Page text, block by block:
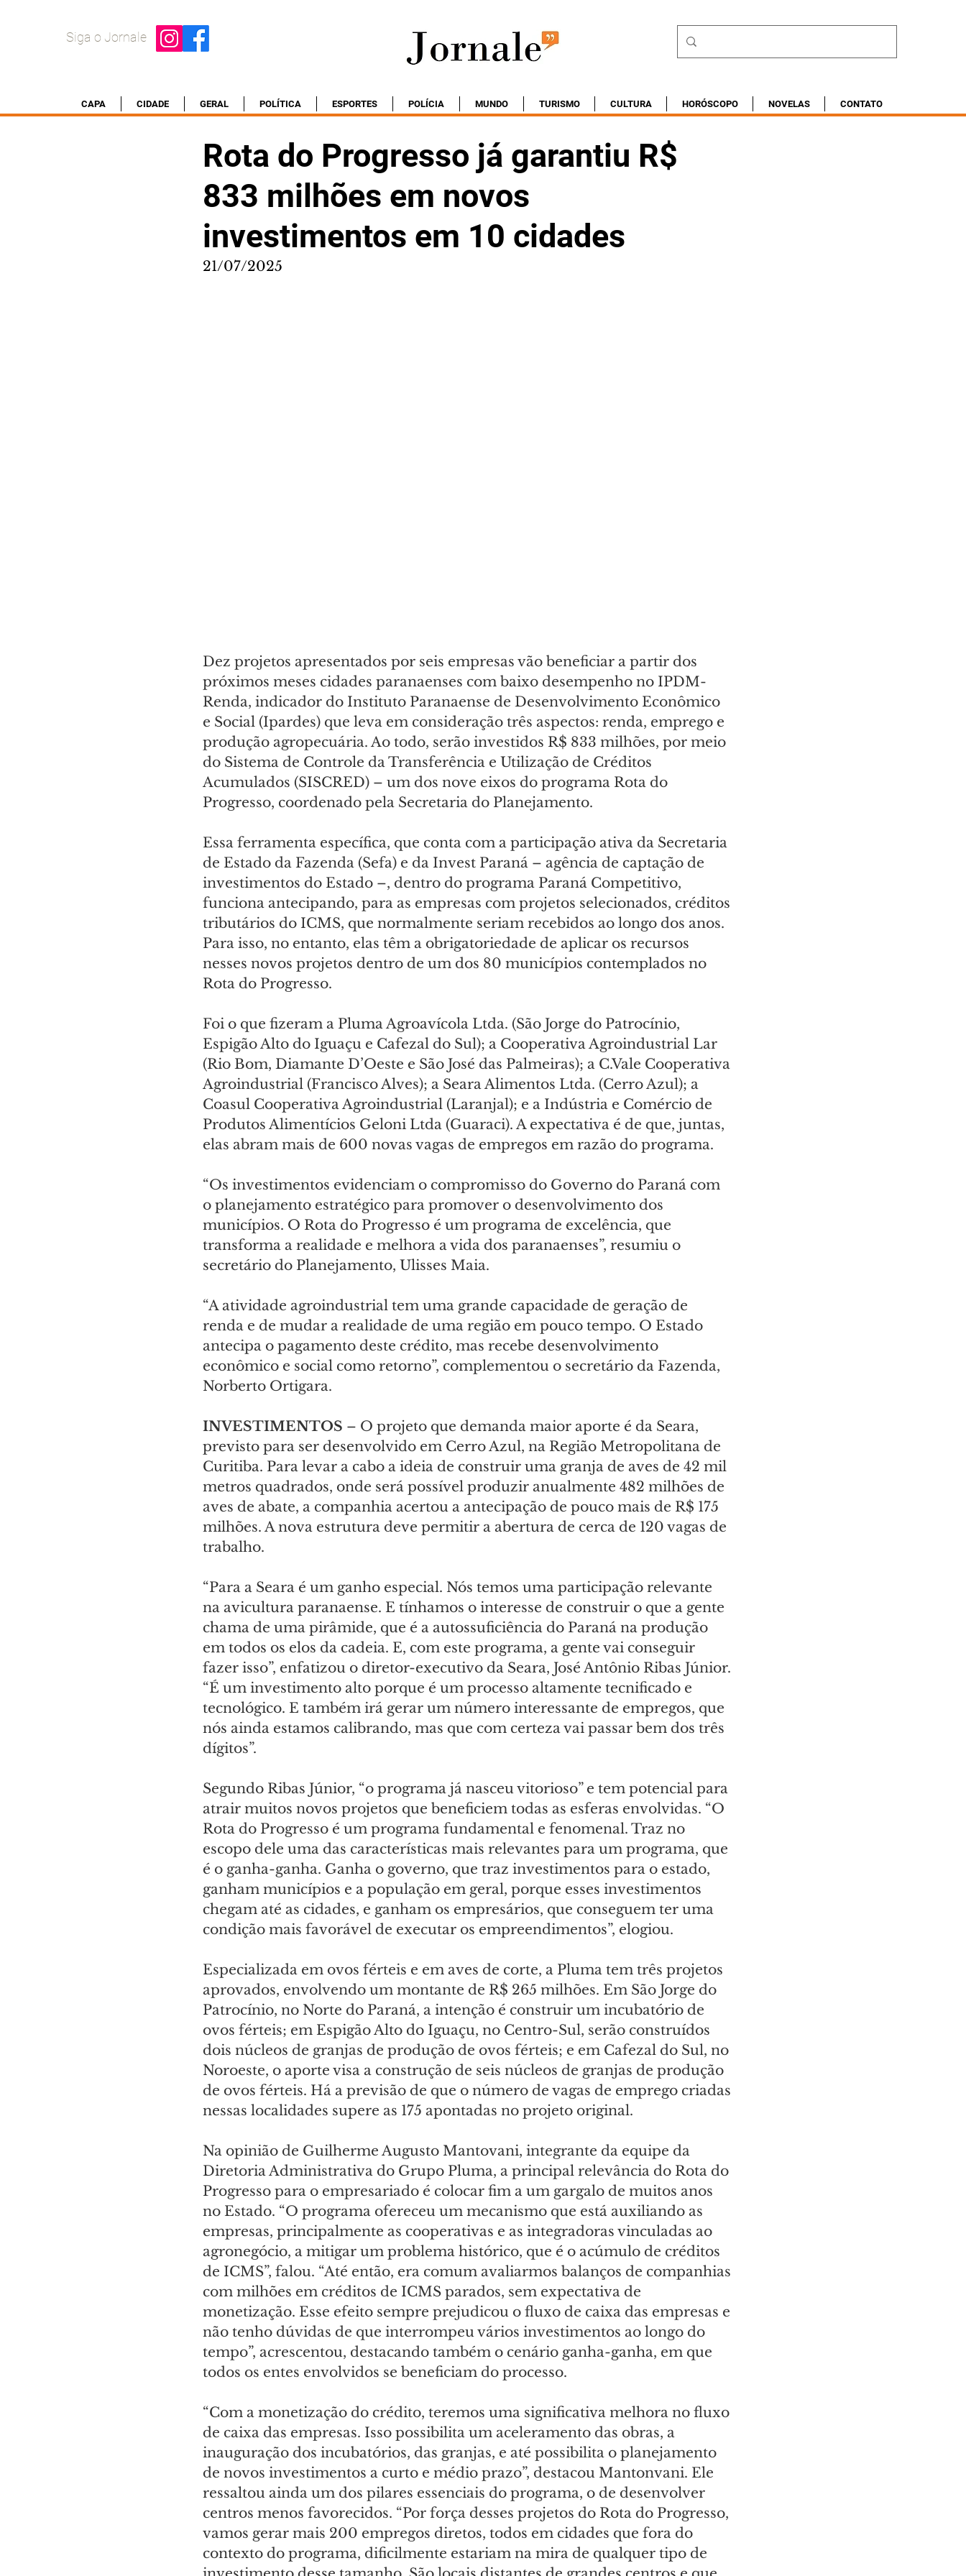
Siga o Jornale
CAPA CIDADE GERAL POLÍTICA ESPORTES POLÍCIA MUNDO TURISMO CULTURA HORÓSCOPO NOVELAS CONTATO
Rota do Progresso já garantiu R$
833 milhões em novos
investimentos em 10 cidades
21/07/2025
Dez projetos apresentados por seis empresas vão beneficiar a partir dos
próximos meses cidades paranaenses com baixo desempenho no IPDM-
Renda, indicador do Instituto Paranaense de Desenvolvimento Econômico
e Social (Ipardes) que leva em consideração três aspectos: renda, emprego e
produção agropecuária. Ao todo, serão investidos R$ 833 milhões, por meio
do Sistema de Controle da Transferência e Utilização de Créditos
Acumulados (SISCRED) – um dos nove eixos do programa Rota do
Progresso, coordenado pela Secretaria do Planejamento.
Essa ferramenta específica, que conta com a participação ativa da Secretaria
de Estado da Fazenda (Sefa) e da Invest Paraná – agência de captação de
investimentos do Estado –, dentro do programa Paraná Competitivo,
funciona antecipando, para as empresas com projetos selecionados, créditos
tributários do ICMS, que normalmente seriam recebidos ao longo dos anos.
Para isso, no entanto, elas têm a obrigatoriedade de aplicar os recursos
nesses novos projetos dentro de um dos 80 municípios contemplados no
Rota do Progresso.
Foi o que fizeram a Pluma Agroavícola Ltda. (São Jorge do Patrocínio,
Espigão Alto do Iguaçu e Cafezal do Sul); a Cooperativa Agroindustrial Lar
(Rio Bom, Diamante D’Oeste e São José das Palmeiras); a C.Vale Cooperativa
Agroindustrial (Francisco Alves); a Seara Alimentos Ltda. (Cerro Azul); a
Coasul Cooperativa Agroindustrial (Laranjal); e a Indústria e Comércio de
Produtos Alimentícios Geloni Ltda (Guaraci). A expectativa é de que, juntas,
elas abram mais de 600 novas vagas de empregos em razão do programa.
“Os investimentos evidenciam o compromisso do Governo do Paraná com
o planejamento estratégico para promover o desenvolvimento dos
municípios. O Rota do Progresso é um programa de excelência, que
transforma a realidade e melhora a vida dos paranaenses”, resumiu o
secretário do Planejamento, Ulisses Maia.
“A atividade agroindustrial tem uma grande capacidade de geração de
renda e de mudar a realidade de uma região em pouco tempo. O Estado
antecipa o pagamento deste crédito, mas recebe desenvolvimento
econômico e social como retorno”, complementou o secretário da Fazenda,
Norberto Ortigara.
INVESTIMENTOS – O projeto que demanda maior aporte é da Seara,
previsto para ser desenvolvido em Cerro Azul, na Região Metropolitana de
Curitiba. Para levar a cabo a ideia de construir uma granja de aves de 42 mil
metros quadrados, onde será possível produzir anualmente 482 milhões de
aves de abate, a companhia acertou a antecipação de pouco mais de R$ 175
milhões. A nova estrutura deve permitir a abertura de cerca de 120 vagas de
trabalho.
“Para a Seara é um ganho especial. Nós temos uma participação relevante
na avicultura paranaense. E tínhamos o interesse de construir o que a gente
chama de uma pirâmide, que é a autossuficiência do Paraná na produção
em todos os elos da cadeia. E, com este programa, a gente vai conseguir
fazer isso”, enfatizou o diretor-executivo da Seara, José Antônio Ribas Júnior.
“É um investimento alto porque é um processo altamente tecnificado e
tecnológico. E também irá gerar um número interessante de empregos, que
nós ainda estamos calibrando, mas que com certeza vai passar bem dos três
dígitos”.
Segundo Ribas Júnior, “o programa já nasceu vitorioso” e tem potencial para
atrair muitos novos projetos que beneficiem todas as esferas envolvidas. “O
Rota do Progresso é um programa fundamental e fenomenal. Traz no
escopo dele uma das características mais relevantes para um programa, que
é o ganha-ganha. Ganha o governo, que traz investimentos para o estado,
ganham municípios e a população em geral, porque esses investimentos
chegam até as cidades, e ganham os empresários, que conseguem ter uma
condição mais favorável de executar os empreendimentos”, elogiou.
Especializada em ovos férteis e em aves de corte, a Pluma tem três projetos
aprovados, envolvendo um montante de R$ 265 milhões. Em São Jorge do
Patrocínio, no Norte do Paraná, a intenção é construir um incubatório de
ovos férteis; em Espigão Alto do Iguaçu, no Centro-Sul, serão construídos
dois núcleos de granjas de produção de ovos férteis; e em Cafezal do Sul, no
Noroeste, o aporte visa a construção de seis núcleos de granjas de produção
de ovos férteis. Há a previsão de que o número de vagas de emprego criadas
nessas localidades supere as 175 apontadas no projeto original.
Na opinião de Guilherme Augusto Mantovani, integrante da equipe da
Diretoria Administrativa do Grupo Pluma, a principal relevância do Rota do
Progresso para o empresariado é colocar fim a um gargalo de muitos anos
no Estado. “O programa ofereceu um mecanismo que está auxiliando as
empresas, principalmente as cooperativas e as integradoras vinculadas ao
agronegócio, a mitigar um problema histórico, que é o acúmulo de créditos
de ICMS”, falou. “Até então, era comum avaliarmos balanços de companhias
com milhões em créditos de ICMS parados, sem expectativa de
monetização. Esse efeito sempre prejudicou o fluxo de caixa das empresas e
não tenho dúvidas de que interrompeu vários investimentos ao longo do
tempo”, acrescentou, destacando também o cenário ganha-ganha, em que
todos os entes envolvidos se beneficiam do processo.
“Com a monetização do crédito, teremos uma significativa melhora no fluxo
de caixa das empresas. Isso possibilita um aceleramento das obras, a
inauguração dos incubatórios, das granjas, e até possibilita o planejamento
de novos investimentos a curto e médio prazo”, destacou Mantonvani. Ele
ressaltou ainda um dos pilares essenciais do programa, o de desenvolver
centros menos favorecidos. “Por força desses projetos do Rota do Progresso,
vamos gerar mais 200 empregos diretos, todos em cidades que fora do
contexto do programa, dificilmente estariam na mira de qualquer tipo de